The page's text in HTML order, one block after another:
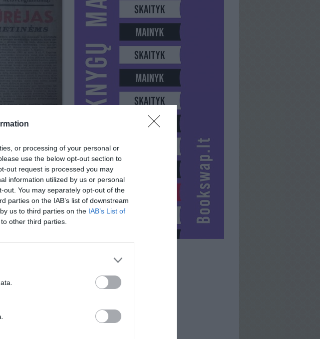
or processing of your personal or
use the below opt-out section to
out request is processed you may
information utilized by us or personal
You may separately opt-out of the
parties on the IAB’s list of downstream
us to third parties on the IAB’s List of
other third parties.
MANJACK
ATLIKO MAINŲ
: 17